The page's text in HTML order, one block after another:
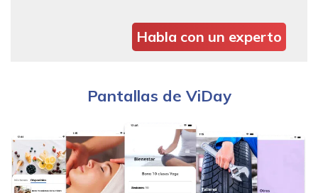
Habla con un experto
Pantallas de ViDay